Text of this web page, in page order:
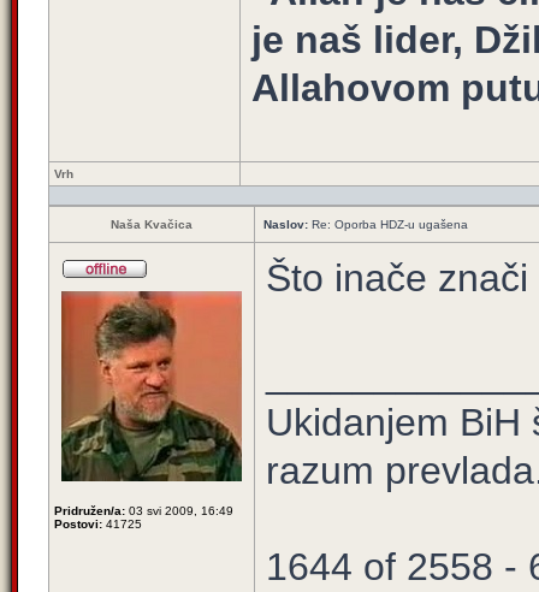
je naš lider,
Allahovom
Vrh
Naša Kvačica Naslov: Re: Oporba HDZ-u ugašena
Pridružen/a: 03 svi 2009, 16:49
Postovi: 41725
Što inače
Ukidanjem BiH
razum
1644 of 2558 -